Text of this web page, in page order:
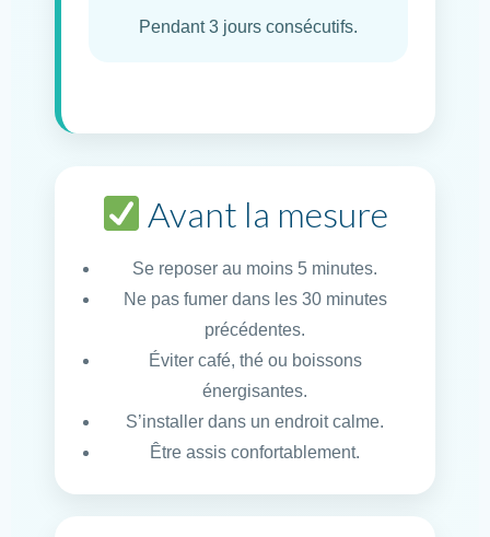
Pendant 3 jours consécutifs.
Avant la mesure
Se reposer au moins 5 minutes.
Ne pas fumer dans les 30 minutes
précédentes.
Éviter café, thé ou boissons
énergisantes.
S’installer dans un endroit calme.
Être assis confortablement.